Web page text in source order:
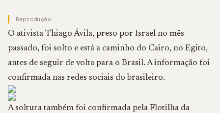
Reprodução
O ativista Thiago Ávila, preso por Israel no mês
passado, foi solto e está a caminho do Cairo, no Egito,
antes de seguir de volta para o Brasil. A informação foi
confirmada nas redes sociais do brasileiro.
A soltura também foi confirmada pela Flotilha da